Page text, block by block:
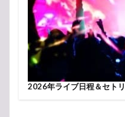
2026年ライブ日程＆セトリ